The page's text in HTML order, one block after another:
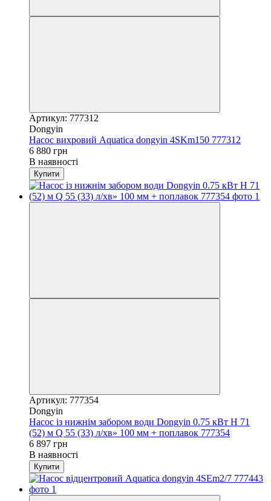
Артикул: 777312
Dongyin
Насос вихровий Aquatica dongyin 4SKm150 777312
6 880 грн
В наявності
Купити
Артикул: 777354
Dongyin
Насос із нижнім забором води Dongyin 0.75 кВт H 71
(52) м Q 55 (33) л/хв» 100 мм + поплавок 777354
6 897 грн
В наявності
Купити